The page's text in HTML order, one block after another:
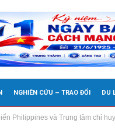
NGHIÊN CỨU – TRAO ĐỔI DU
Philippines và Trung tâm chỉ